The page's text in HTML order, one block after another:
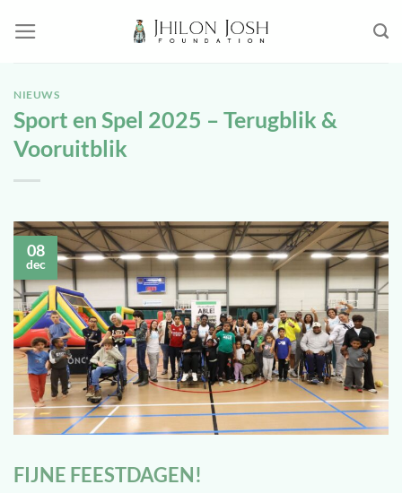
naar
NIEUWS
Sport en Spel 2025 – Terugblik &
Vooruitblik
08
dec
FIJNE FEESTDAGEN!